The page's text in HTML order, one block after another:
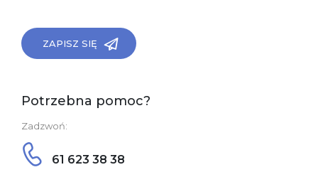
ZAPISZ SIĘ
Potrzebna pomoc?
Zadzwoń:
61 623 38 38